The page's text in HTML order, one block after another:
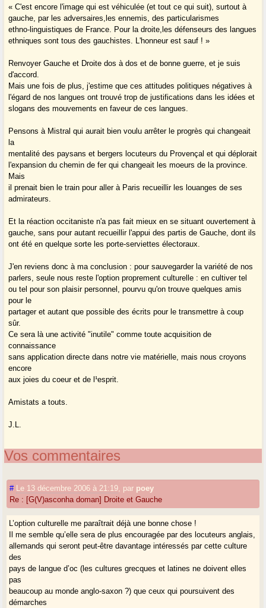
« C'est encore l'image qui est véhiculée (et tout ce qui suit), surtout à
gauche, par les adversaires,les ennemis, des particularismes
ethno-linguistiques de France. Pour la droite,les défenseurs des langues
ethniques sont tous des gauchistes. L'honneur est sauf ! »
Renvoyer Gauche et Droite dos à dos et de bonne guerre, et je suis
d'accord.
Mais une fois de plus, j'estime que ces attitudes politiques négatives à
l'égard de nos langues ont trouvé trop de justifications dans les idées et
slogans des mouvements en faveur de ces langues.
Pensons à Mistral qui aurait bien voulu arrêter le progrès qui changeait
la
mentalité des paysans et bergers locuteurs du Provençal et qui déplorait
l'expansion du chemin de fer qui changeait les moeurs de la province.
Mais
il prenait bien le train pour aller à Paris recueillir les louanges de ses
admirateurs.
Et la réaction occitaniste n'a pas fait mieux en se situant ouvertement à
gauche, sans pour autant recueillir l'appui des partis de Gauche, dont ils
ont été en quelque sorte les porte-serviettes électoraux.
J'en reviens donc à ma conclusion : pour sauvegarder la variété de nos
parlers, seule nous reste l'option proprement culturelle : en cultiver tel
ou tel pour son plaisir personnel, pourvu qu'on trouve quelques amis
pour le
partager et autant que possible des écrits pour le transmettre à coup
sûr.
Ce sera là une activité "inutile" comme toute acquisition de
connaissance
sans application directe dans notre vie matérielle, mais nous croyons
encore
aux joies du coeur et de l¹esprit.
Amistats a touts.
J.L.
Vos commentaires
# Le 13 décembre 2006 à 21:19 par poey
Re : [G(V)asconha doman] Droite et Gauche
L’option culturelle me paraîtrait déjà une bonne chose !
Il me semble qu’elle sera de plus encouragée par des locuteurs anglais,
allemands qui seront peut-être davantage intéressés par cette culture
des
pays de langue d’oc (les cultures grecques et latines ne doivent elles
pas
beaucoup au monde anglo-saxon ?) que ceux qui poursuivent des
démarches